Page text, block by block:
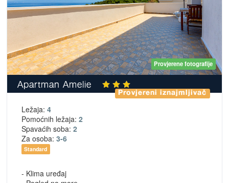
Provjerene fotografije
Apartman Amelie
Provjereni iznajmljivač
Ležaja: 4
Pomoćnih ležaja: 2
Spavaćih soba: 2
Za osoba: 3-6
Standard
- Klima uređaj